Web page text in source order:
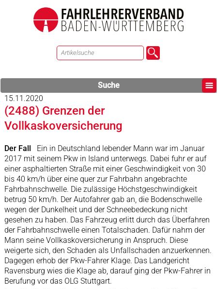
Suche
15.11.2020
(2488) Grenzen der
Vollkaskoversicherung
Der Fall Ein in Deutschland lebender Mann war im Januar
2017 mit seinem Pkw in Island unterwegs. Dabei fuhr er auf
einer asphaltierten Straße mit einer Geschwindigkeit von 30
bis 40 km/h über eine quer zur Fahrbahn angebrachte
Fahrbahnschwelle. Die zulässige Höchstgeschwindigkeit
betrug 50 km/h. Der Autofahrer gab an, die Bodenschwelle
wegen der Dunkelheit und der Schneebedeckung nicht
gesehen zu haben. Das Fahrzeug erlitt durch das Überfahren
der Fahrbahnschwelle einen Totalschaden. Dafür nahm der
Mann seine Vollkaskoversicherung in Anspruch. Diese
weigerte sich, den Schaden als Unfallschaden anzuerkennen.
Dagegen erhob der Pkw-Fahrer Klage. Das Landgericht
Ravensburg wies die Klage ab, darauf ging der Pkw-Fahrer in
Berufung vor das OLG Stuttgart.